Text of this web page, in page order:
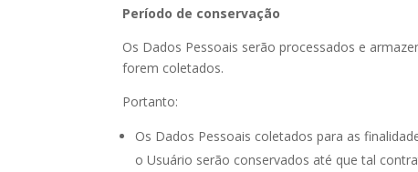
Período de conservação
Os Dados Pessoais serão processados e
forem coletados.
Portanto:
Os Dados Pessoais coletados para as
o Usuário serão conservados até que tal